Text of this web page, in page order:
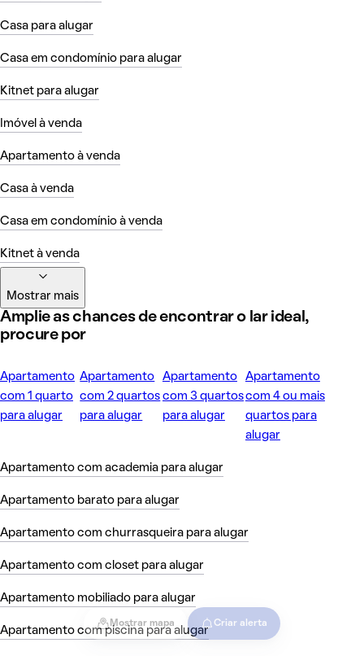
Mostrar mapa Criar alerta
Casa para alugar
Casa em condomínio para alugar
Kitnet para alugar
Imóvel à venda
Apartamento à venda
Casa à venda
Casa em condomínio à venda
Kitnet à venda
Mostrar mais
Amplie as chances de encontrar o lar ideal,
procure por
Apartamento
com 1 quarto
para alugar
Apartamento
com 2 quartos
para alugar
Apartamento
com 3 quartos
para alugar
Apartamento
com 4 ou mais
quartos para
alugar
Apartamento com academia para alugar
Apartamento barato para alugar
Apartamento com churrasqueira para alugar
Apartamento com closet para alugar
Apartamento mobiliado para alugar
Apartamento com piscina para alugar